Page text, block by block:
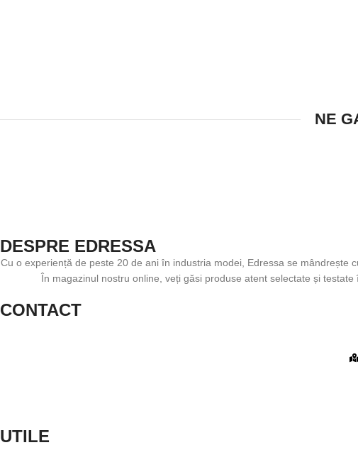
NE
DESPRE EDRESSA
Cu o experiență de peste 20 de ani în industria modei, Edressa se mândrește
În magazinul nostru online, veți găsi produse atent selectate și
CONTACT
UTILE